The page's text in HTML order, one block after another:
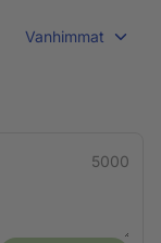
Vanhimmat
5000